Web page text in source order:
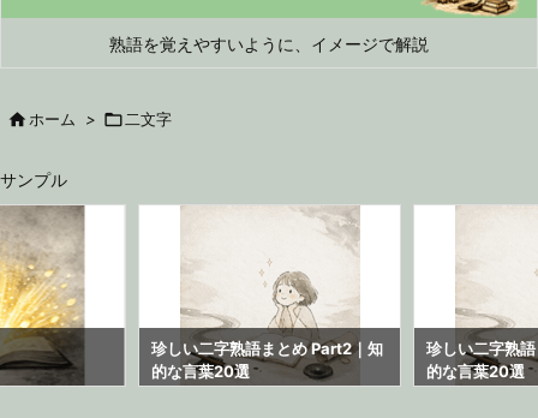
熟語を覚えやすいように、イメージで解説


 ホーム >  二文字
サンプル
珍しい二字熟語まとめ Part2｜知
的な言葉20選
珍しい二字熟
的な言葉20選